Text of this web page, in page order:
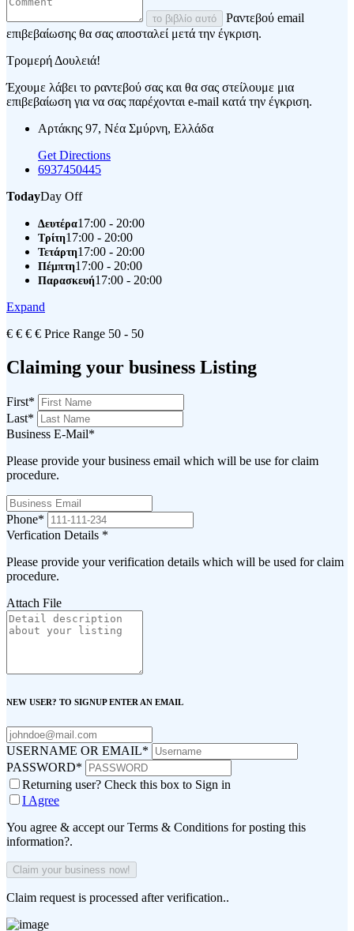
το βιβλίο αυτό
Ραντεβού email
επιβεβαίωσης θα σας αποσταλεί μετά την έγκριση.
Τρομερή Δουλειά!
Έχουμε λάβει το ραντεβού σας και θα σας στείλουμε μια
επιβεβαίωση για να σας παρέχονται e-mail κατά την έγκριση.
Αρτάκης 97, Νέα Σμύρνη, Ελλάδα
Get Directions
6937450445
TodayDay Off
Δευτέρα17:00 - 20:00
Τρίτη17:00 - 20:00
Τετάρτη17:00 - 20:00
Πέμπτη17:00 - 20:00
Παρασκευή17:00 - 20:00
Expand
€ € € € Price Range 50 - 50
Claiming your business Listing
First*
Last*
Business E-Mail*
Please provide your business email which will be use for claim
procedure.
Phone*
Verfication Details *
Please provide your verification details which will be used for claim
procedure.
Attach File
NEW USER? TO SIGNUP ENTER AN EMAIL
USERNAME OR EMAIL*
PASSWORD*
Returning user? Check this box to Sign in
I Agree
You agree & accept our Terms & Conditions for posting this
information?.
Claim request is processed after verification..